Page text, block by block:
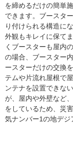
を締めるだけの簡単
できます。ブースタ
り付けられる構造に
外観もキレイに保て
くブースターも屋内
の場合、ブースター
ースターだけの交換
テムや片流れ屋根で
ンテナを設置できな
が、屋内や外壁など
をしているため、災
気ナンバー1の地デジ